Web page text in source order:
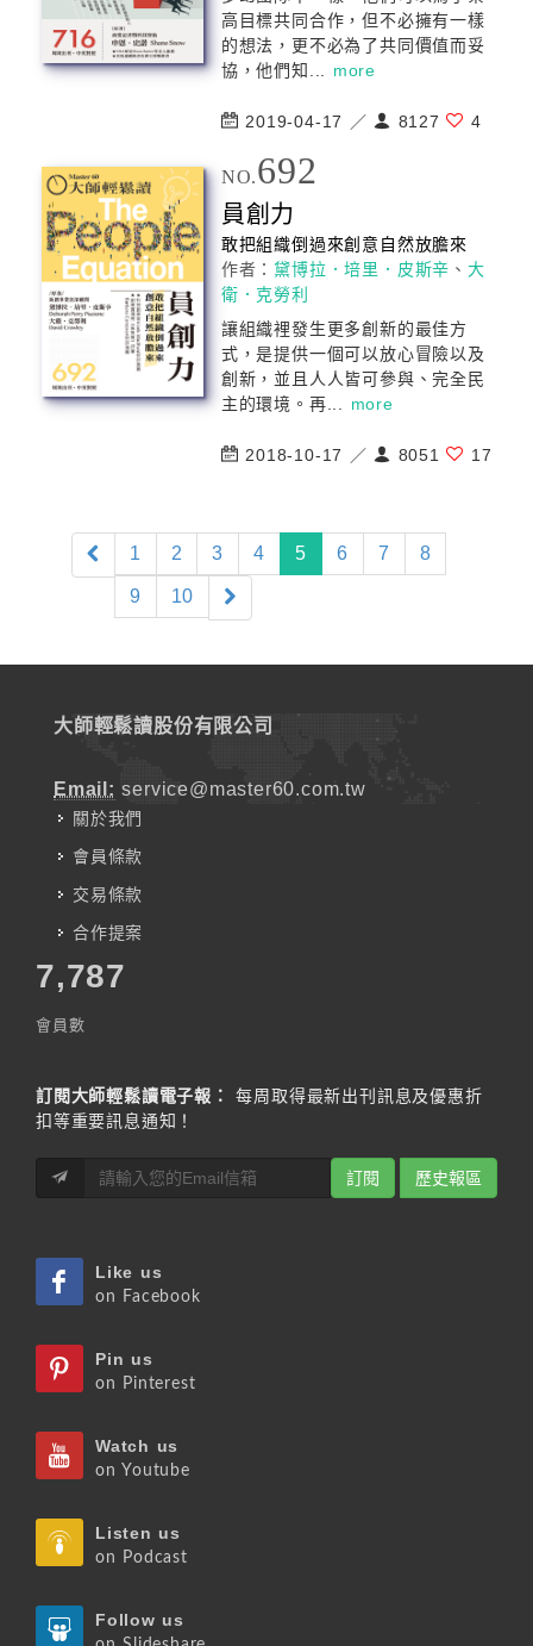
高目標共同合作，但不必擁有一樣
的想法，更不必為了共同價值而妥
協，他們知... more
2019-04-17 ／ 8127 4
NO.692
員創力
敢把組織倒過來創意自然放膽來
作者： 黛博拉．培里．皮斯辛 、大
衛．克勞利
讓組織裡發生更多創新的最佳方
式，是提供一個可以放心冒險以及
創新，並且人人皆可參與、完全民
主的環境。再... more
2018-10-17 ／ 8051 17
1 2 3 4 5(current)
6 7 8
9 10
大師輕鬆讀股份有限公司
Email: service@master60.com.tw
關於我們
會員條款
交易條款
合作提案
7,787
會員數
訂閱大師輕鬆讀電子報：
每周取得最新出刊訊息及優惠折
扣等重要訊息通知！
訂閱 歷史報區
Like us
on Facebook
Pin us
on Pinterest
Watch us
on Youtube
Listen us
on Podcast
Follow us